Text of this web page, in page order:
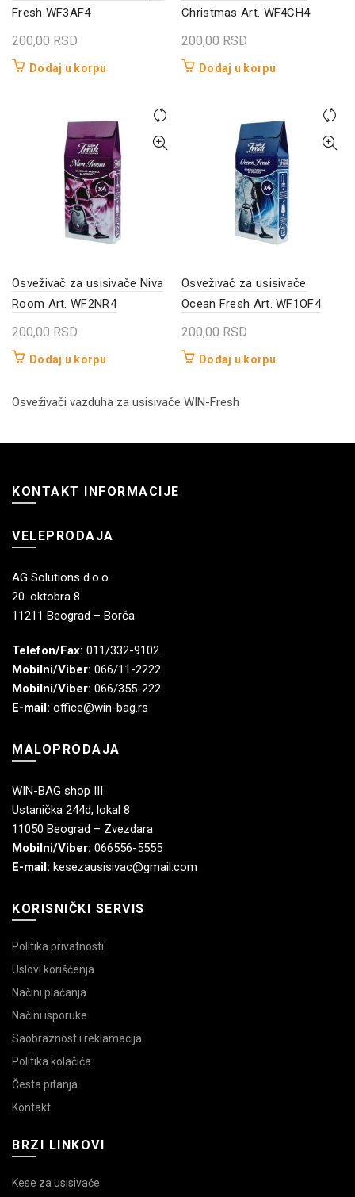
Fresh WF3AF4
200,00 RSD
Dodaj u korpu
Christmas Art. WF4CH4
200,00 RSD
Dodaj u korpu
Osveživač za usisivače Niva
Room Art. WF2NR4
200,00 RSD
Dodaj u korpu
Osveživač za usisivače
Ocean Fresh Art. WF1OF4
200,00 RSD
Dodaj u korpu
Osveživači vazduha za usisivače WIN-Fresh
KONTAKT INFORMACIJE
VELEPRODAJA
AG Solutions d.o.o.
20. oktobra 8
11211 Beograd – Borča
Telefon/Fax: 011/332-9102
Mobilni/Viber: 066/11-2222
Mobilni/Viber: 066/355-222
E-mail: office@win-bag.rs
MALOPRODAJA
WIN-BAG shop III
Ustanička 244d, lokal 8
11050 Beograd – Zvezdara
Mobilni/Viber: 066556-5555
E-mail: kesezausisivac@gmail.com
KORISNIČKI SERVIS
Politika privatnosti
Uslovi korišćenja
Načini plaćanja
Načini isporuke
Saobraznost i reklamacija
Politika kolačića
Česta pitanja
Kontakt
BRZI LINKOVI
Kese za usisivače